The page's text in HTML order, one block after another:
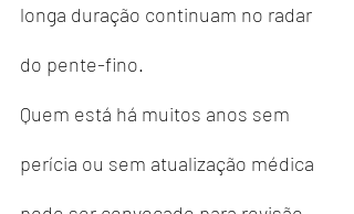
longa duração continuam no radar
do pente-fino.
Quem está há muitos anos sem
perícia ou sem atualização médica